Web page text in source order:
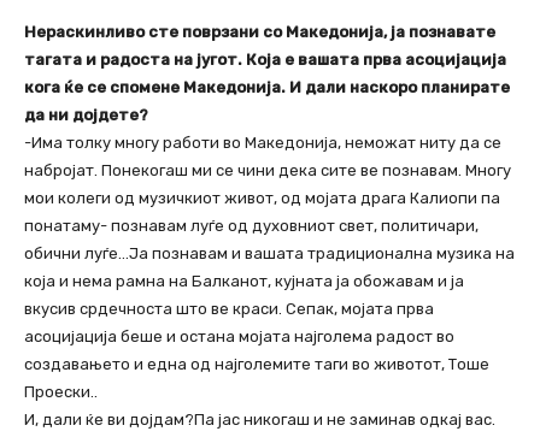
Нераскинливо сте поврзани со Македонија, ја познавате
тагата и радоста на југот. Која е вашата прва асоцијација
кога ќе се спомене Македонија. И дали наскоро планирате
да ни дојдете?
-Има толку многу работи во Македонија, неможат ниту да се
набројат. Понекогаш ми се чини дека сите ве познавам. Многу
мои колеги од музичкиот живот, од мојата драга Калиопи па
понатаму- познавам луѓе од духовниот свет, политичари,
обични луѓе…Ја познавам и вашата традиционална музика на
која и нема рамна на Балканот, кујната ја обожавам и ја
вкусив срдечноста што ве краси. Сепак, мојата прва
асоцијација беше и остана мојата најголема радост во
создавањето и една од најголемите таги во животот, Тоше
Проески..
И, дали ќе ви дојдам?Па јас никогаш и не заминав одкај вас.